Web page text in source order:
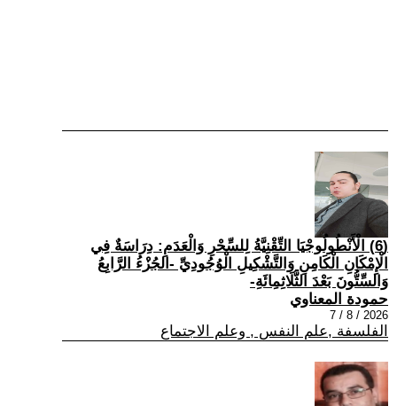
(6) الْأَنْطُولُوجْيَا التِّقْنِيَّةُ لِلسِّحْرِ وَالْعَدَمِ: دِرَاسَةٌ فِي
الْإِمْكَانِ الْكَامِنِ وَالتَّشْكِيلِ الْوُجُودِيِّ -الجُزْءُ الرَّابِعُ
وَالسِّتُّونَ بَعْدَ الثَّلَاثِمِائَةِ-
حمودة المعناوي
2026 / 8 / 7
الفلسفة ,علم النفس , وعلم الاجتماع